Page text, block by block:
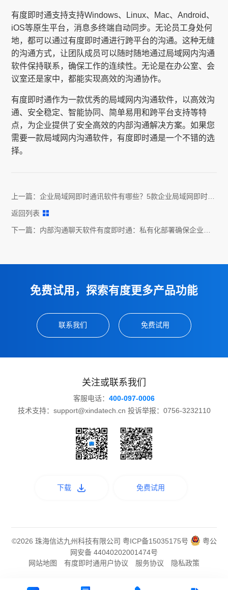
有度即时通支持支持Windows、Linux、Mac、Android、
iOS等原生平台，消息多终端自动同步。无论员工身处何
地，都可以通过有度即时通进行跨平台的沟通。这种无缝
的沟通方式，让团队成员可以随时随地通过局域网内沟通
软件保持联系，确保工作的连续性。无论是在办公室、会
议室还是家中，都能实现高效的沟通协作。
有度即时通作为一款优秀的局域网内沟通软件，以高效沟
通、安全稳定、智能协同、简单易用和跨平台支持等特
点，为企业提供了安全高效的内部沟通解决方案。如果您
需要一款局域网内沟通软件，有度即时通是一个不错的选
择。
上一篇：企业局域网即时通讯软件有哪些？5款企业局域网即时通
返回列表
下一篇： 内部沟通聊天软件有度即时通：私有化部署确保企业内
免费试用，探索有度更多产品功能
联系我们 免费试用
关注或联系我们
客服电话： 400-097-0006
技术支持：support@xindatech.cn 投诉举报：0756-3232110
下载 免费试用
©2026 珠海信达九州科技有限公司 粤ICP备15035175号
粤公
网安备 44040202001474号
网站地图
有度即时通用户协议 服务协议 隐私政策